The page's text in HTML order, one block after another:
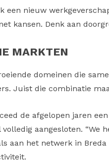
een nieuw
kansen. Denk aan
MARKTEN
domeinen die
Juist die combinatie
de afgelopen jaren
aangesloten. “We
aan het netwerk in